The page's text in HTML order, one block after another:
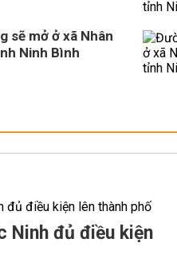
sẽ mở ở xã Nhân
Ninh Bình
Ninh đủ điều kiện